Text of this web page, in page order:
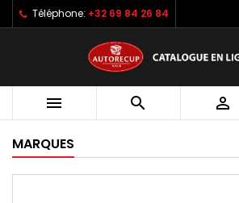
Téléphone: +32 69 84 26 84
  
MARQUES